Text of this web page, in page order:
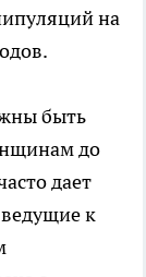
на
быть
до
дает
к